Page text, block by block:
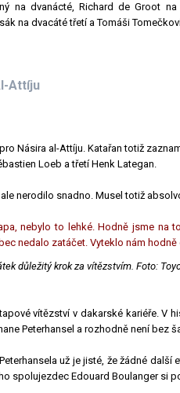
na dvanácté, Richard de Groot
na dvacáté třetí a Tomáši
Attíju
Násira al-Attíju. Katařan totiž
Loeb a třetí Henk Lategan.
nerodilo snadno. Musel totiž
nebylo to lehké. Hodně jsme
nedalo zatáčet. Vyteklo nám hodně
důležitý krok za vítězstvím. Foto:
vítězství v dakarské kariéře.
Peterhansel a rozhodně není bez
už je jisté, že žádné
spolujezdec Edouard Boulanger si